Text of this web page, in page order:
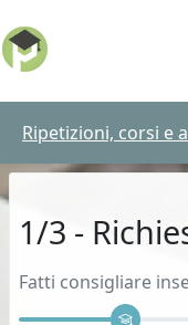
Ripetizioni, corsi e
1/3 -
Fatti consigliare